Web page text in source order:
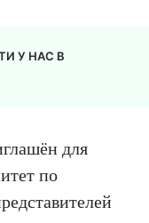
У НАС В
для
по